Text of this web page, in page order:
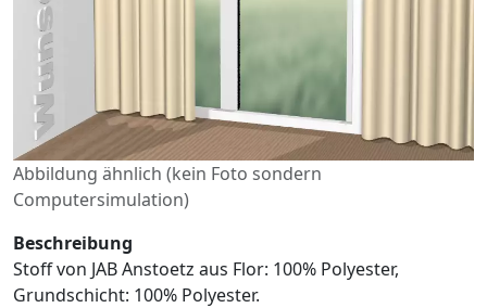
Abbildung ähnlich (kein Foto sondern
Computersimulation)
Beschreibung
Stoff von JAB Anstoetz aus Flor: 100% Polyester,
Grundschicht: 100% Polyester.